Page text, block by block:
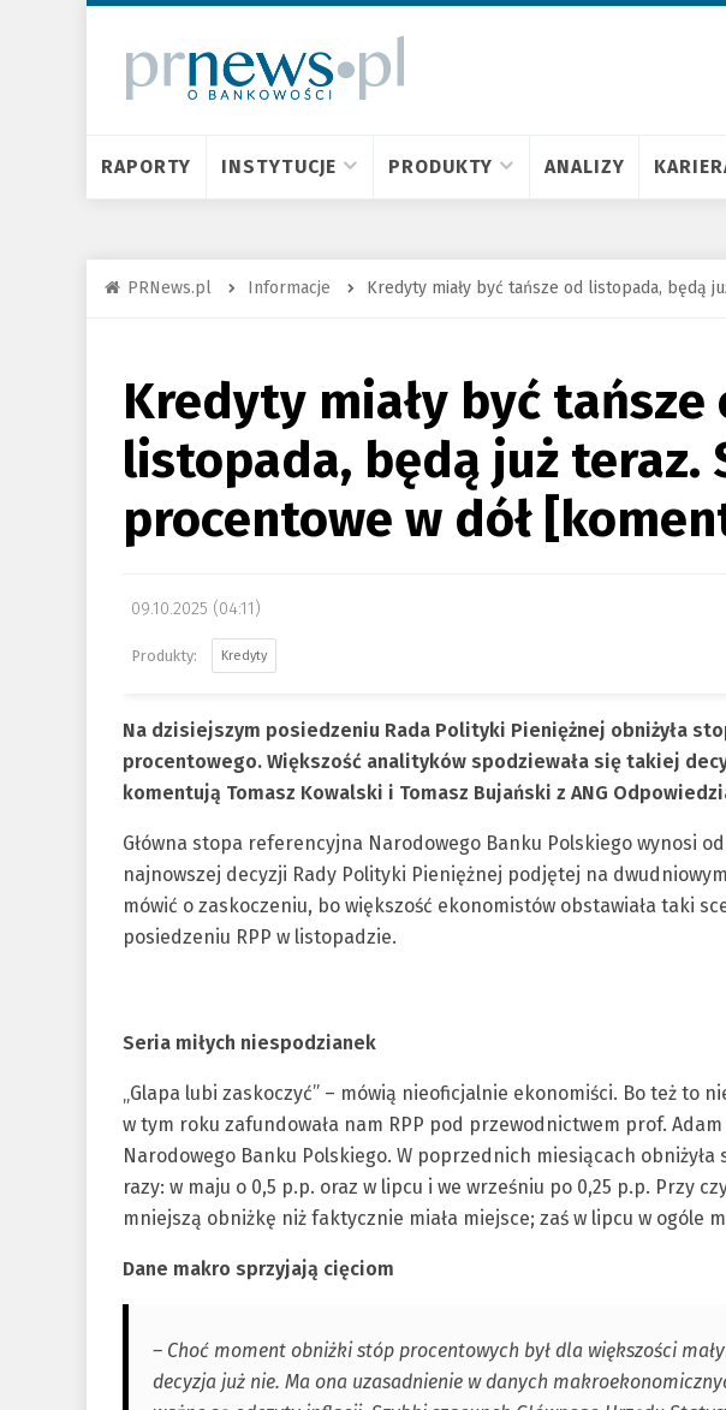
RAPORTY INSTYTUCJE PRODUKTY ANALIZY
PRNews.pl Informacje Kredyty miały być tańsze od listopada, będą
Kredyty miały być tańsze
listopada, będą już teraz.
procentowe w dół
09.10.2025 (04:11)
Kredyty
Na dzisiejszym posiedzeniu Rada Polityki Pieniężnej obniżyła
procentowego. Większość analityków spodziewała się takiej
komentują Tomasz Kowalski i Tomasz Bujański z ANG
Główna stopa referencyjna Narodowego Banku Polskiego wynosi
najnowszej decyzji Rady Polityki Pieniężnej podjętej na
mówić o zaskoczeniu, bo większość ekonomistów obstawiała taki
posiedzeniu RPP w listopadzie.
Seria miłych niespodzianek
„Glapa lubi zaskoczyć” – mówią nieoficjalnie ekonomiści. Bo też to
w tym roku zafundowała nam RPP pod przewodnictwem prof.
Narodowego Banku Polskiego. W poprzednich miesiącach
razy: w maju o 0,5 p.p. oraz w lipcu i we wrześniu po 0,25 p.p. Przy
mniejszą obniżkę niż faktycznie miała miejsce; zaś w lipcu w ogóle
Dane makro sprzyjają cięciom
– Choć moment obniżki stóp procentowych był dla większości
decyzja już nie. Ma ona uzasadnienie w danych